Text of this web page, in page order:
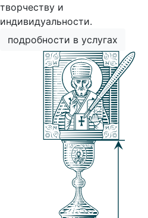
творчеству и
индивидуальности.
подробности в услугах